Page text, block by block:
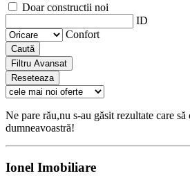
Doar constructii noi
ID
Confort
Caută
Filtru Avansat
Reseteaza
Ne pare rău,nu s-au găsit rezultate care
dumneavoastră!
Ionel Imobiliare